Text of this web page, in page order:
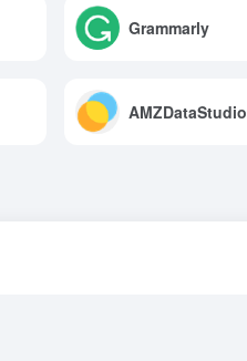
Grammarly
AMZDataStudio